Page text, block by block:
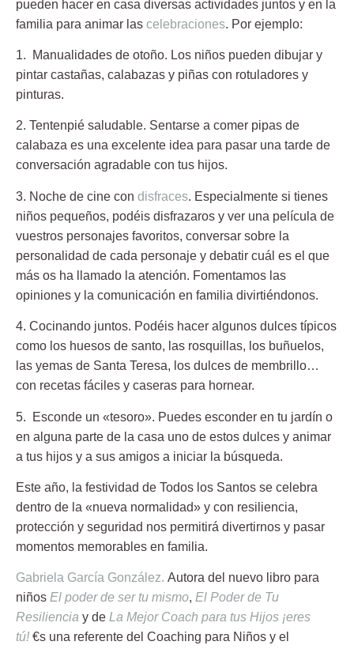
pueden hacer en casa diversas actividades juntos y en la
familia para animar las celebraciones. Por ejemplo:
1. Manualidades de otoño. Los niños pueden dibujar y
pintar castañas, calabazas y piñas con rotuladores y
pinturas.
2. Tentenpié saludable. Sentarse a comer pipas de
calabaza es una excelente idea para pasar una tarde de
conversación agradable con tus hijos.
3. Noche de cine con disfraces. Especialmente si tienes
niños pequeños, podéis disfrazaros y ver una película de
vuestros personajes favoritos, conversar sobre la
personalidad de cada personaje y debatir cuál es el que
más os ha llamado la atención. Fomentamos las
opiniones y la comunicación en familia divirtiéndonos.
4. Cocinando juntos. Podéis hacer algunos dulces típicos
como los huesos de santo, las rosquillas, los buñuelos,
las yemas de Santa Teresa, los dulces de membrillo…
con recetas fáciles y caseras para hornear.
5. Esconde un «tesoro». Puedes esconder en tu jardín o
en alguna parte de la casa uno de estos dulces y animar
a tus hijos y a sus amigos a iniciar la búsqueda.
Este año, la festividad de Todos los Santos se celebra
dentro de la «nueva normalidad» y con resiliencia,
protección y seguridad nos permitirá divertirnos y pasar
momentos memorables en familia.
Gabriela García González. Autora del nuevo libro para
niños El poder de ser tu mismo, El Poder de Tu
Resiliencia y de La Mejor Coach para tus Hijos ¡eres
tú! €s una referente del Coaching para Niños y el